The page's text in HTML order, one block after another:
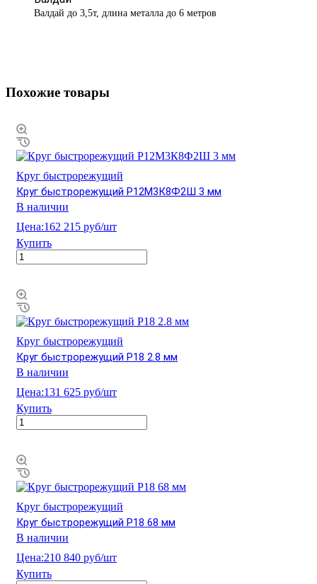
Валдай до 3,5т, длина металла до 6 метров
Похожие товары
Круг быстрорежущий
Круг быстрорежущий Р12М3К8Ф2Ш 3 мм
В наличии
Цена:162 215 руб/шт
Купить
Круг быстрорежущий
Круг быстрорежущий Р18 2.8 мм
В наличии
Цена:131 625 руб/шт
Купить
Круг быстрорежущий
Круг быстрорежущий Р18 68 мм
В наличии
Цена:210 840 руб/шт
Купить